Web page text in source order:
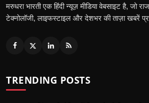
मरुधरा भारती एक हिंदी न्यूज़ मीडिया वेबसाइट है, जो
टेक्नोलॉजी, लाइफस्टाइल और देशभर की ताज़ा खबरें
TRENDING POSTS